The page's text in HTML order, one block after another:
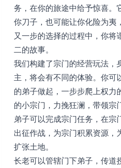
务，在你的旅途中给予惊喜。
你刀子，也可能让你化险为夷
又一步的选择的过程中，你将
二的故事。
我们构建了宗门的经营玩法，
主，将会有不同的体验。你可
的弟子做起，一步步爬上权力
的小宗门，力挽狂澜，带领宗
弟子可以完成宗门任务，在宗
出征作战，为宗门积累资源，
扩张土地。
长老可以管辖门下弟子，传道